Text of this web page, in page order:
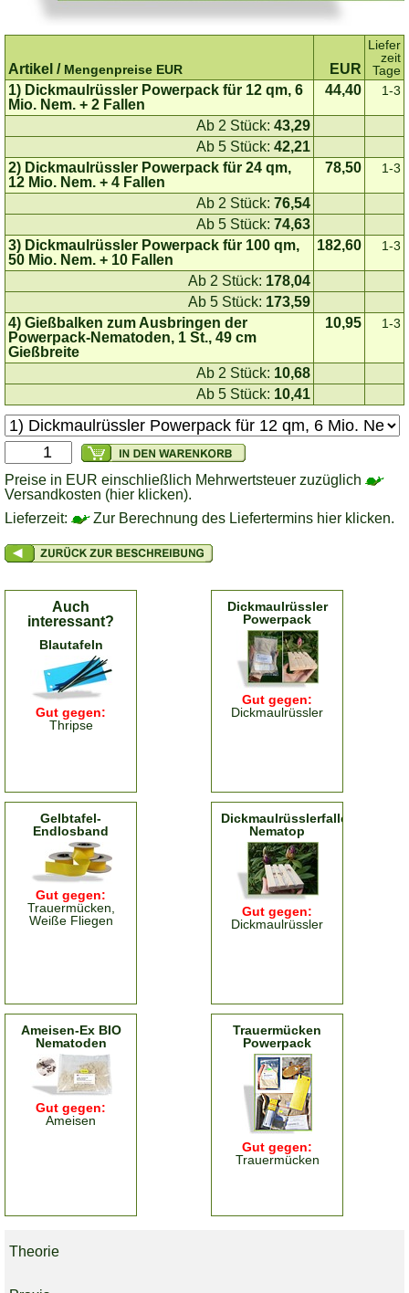
Artikel / Mengenpreise EUR EUR
Liefer
zeit
Tage
1) Dickmaulrüssler Powerpack für 12 qm, 6
Mio. Nem. + 2 Fallen
44,40 1-3
Ab 2 Stück: 43,29
Ab 5 Stück: 42,21
2) Dickmaulrüssler Powerpack für 24 qm,
12 Mio. Nem. + 4 Fallen
78,50 1-3
Ab 2 Stück: 76,54
Ab 5 Stück: 74,63
3) Dickmaulrüssler Powerpack für 100 qm,
50 Mio. Nem. + 10 Fallen
182,60 1-3
Ab 2 Stück: 178,04
Ab 5 Stück: 173,59
4) Gießbalken zum Ausbringen der
Powerpack-Nematoden, 1 St., 49 cm
Gießbreite
10,95 1-3
Ab 2 Stück: 10,68
Ab 5 Stück: 10,41
Preise in EUR einschließlich Mehrwertsteuer zuzüglich
Versandkosten (hier klicken).
Lieferzeit:
Zur Berechnung des Liefertermins hier klicken.
Auch
interessant?
Blautafeln
Gut gegen:
Thripse
Gelbtafel-
Endlosband
Gut gegen:
Trauermücken,
Weiße Fliegen
Ameisen-Ex BIO
Nematoden
Gut gegen:
Ameisen
Dickmaulrüssler
Powerpack
Gut gegen:
Dickmaulrüssler
Dickmaulrüsslerfalle
Nematop
Gut gegen:
Dickmaulrüssler
Trauermücken
Powerpack
Gut gegen:
Trauermücken
Theorie